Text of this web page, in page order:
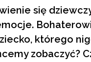
się
którego
zobaczyć?